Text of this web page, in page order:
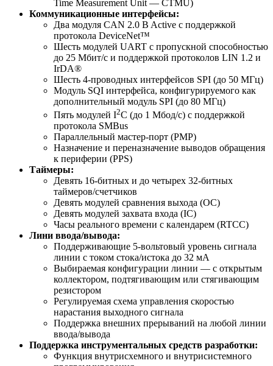
Time Measurement Unit — CTMU)
Коммуникационные интерфейсы:
Два модуля CAN 2.0 B Active с поддержкой
протокола DeviceNet™
Шесть модулей UART с пропускной способностью
до 25 Мбит/с и поддержкой протоколов LIN 1.2 и
IrDA®
Шесть 4-проводных интерфейсов SPI (до 50 МГц)
Модуль SQI интерфейса, конфигурируемого как
дополнительный модуль SPI (до 80 МГц)
Пять модулей I2C (до 1 Мбод/с) с поддержкой
протокола SMBus
Параллельный мастер-порт (PMP)
Назначение и переназначение выводов обращения
к периферии (PPS)
Таймеры:
Девять 16-битных и до четырех 32-битных
таймеров/счетчиков
Девять модулей сравнения выхода (OC)
Девять модулей захвата входа (IC)
Часы реального времени с календарем (RTCC)
Лини ввода/вывода:
Поддерживающие 5-вольтовый уровень сигнала
линии с током стока/истока до 32 мА
Выбираемая конфигурации линии — с открытым
коллектором, подтягивающим или стягивающим
резистором
Регулируемая схема управления скоростью
нарастания выходного сигнала
Поддержка внешних прерываний на любой линии
ввода/вывода
Поддержка инструментальных средств разработки:
Функция внутрисхемного и внутрисистемного